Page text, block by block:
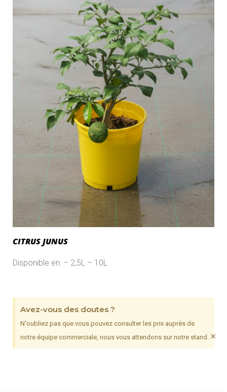
CITRUS JUNUS
Disponible en: – 2,5L – 10L
Avez-vous des doutes ?
N'oubliez pas que vous pouvez consulter les prix auprès de
notre équipe commerciale, nous vous attendons sur notre stand. ×